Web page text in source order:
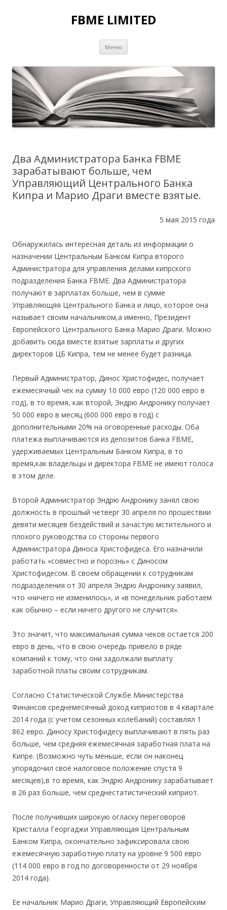
FBME LIMITED
Меню
Два Администратора Банка FBME
зарабатывают больше, чем
Управляющий Центрального Банка
Кипра и Марио Драги вместе взятые.
5 мая 2015 года
Обнаружилась интересная деталь из информации о
назначении Центральным Банком Кипра второго
Администратора для управления делами кипрского
подразделения Банка FBME. Два Администратора
получают в зарплатах больше, чем в сумме
Управляющяя Центрального Банка и лицо, которое она
называет своим начальником,а именно, Президент
Европейского Центрального Банка Марио Драги. Можно
добавить сюда вместе взятые зарплаты и других
директоров ЦБ Кипра, тем не менее будет разница.
Первый Администратор, Динос Христофидес, получает
ежемесячный чек на сумму 10 000 евро (120 000 евро в
год), в то время, как второй, Эндрю Андронику получает
50 000 евро в месяц (600 000 евро в год) с
дополнительными 20% на оговоренные расходы. Оба
платежа выплачиваются из депозитов банка FBME,
удерживаемых Центральным Банком Кипра, в то
время,как владельцы и директора FBME не имеют голоса
в этом деле.
Второй Администратор Эндрю Андронику занял свою
должность в прошлый четверг 30 апреля по прошествии
девяти месяцев бездействий и зачастую мстительного и
плохого руководства со стороны первого
Администратора Диноса Христофидеса. Его назначили
работать «совместно и порознь» с Диносом
Христофидесом. В своем обращении к сотрудникам
подразделения от 30 апреля Эндрю Андронику заявил,
что «ничего не изменилось», и «в понедельник работаем
как обычно – если ничего другого не случится».
Это значит, что максимальная сумма чеков остается 200
евро в день, что в свою очередь привело в ряде
компаний к тому, что они задолжали выплату
заработной платы своим сотрудникам.
Согласно Статистической Службе Министерства
Финансов среднемесячный доход киприотов в 4 квартале
2014 года (с учетом сезонных колебаний) составлял 1
862 евро. Диносу Христофидесу выплачивают в пять раз
больше, чем средняя ежемесячная заработная плата на
Кипре. (Возможно чуть меньше, если он наконец
упорядочил своё налоговое положение спустя 9
месяцев),в то время, как Эндрю Андронику зарабатывает
в 26 раз больше, чем среднестатистический киприот.
После получивших широкую огласку переговоров
Кристалла Георгаджи Управляющая Центральным
Банком Кипра, окончательно зафиксировала свою
ежемесячную заработную плату на уровне 9 500 евро
(114 000 евро в год по договоренности от 29 ноября
2014 года).
Ее начальник Марио Драги, Управляющий Европейским